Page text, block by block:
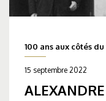
100 ans aux côtés
15 septembre 2022